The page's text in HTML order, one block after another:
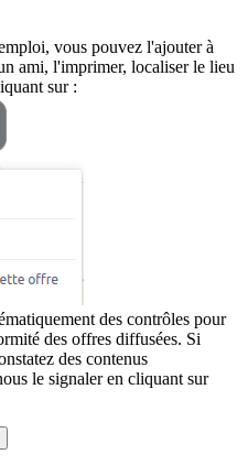
vous pouvez l'ajouter à
ami, l'imprimer, localiser le lieu
sur :
des contrôles pour
des offres diffusées. Si
des contenus
le signaler en cliquant sur